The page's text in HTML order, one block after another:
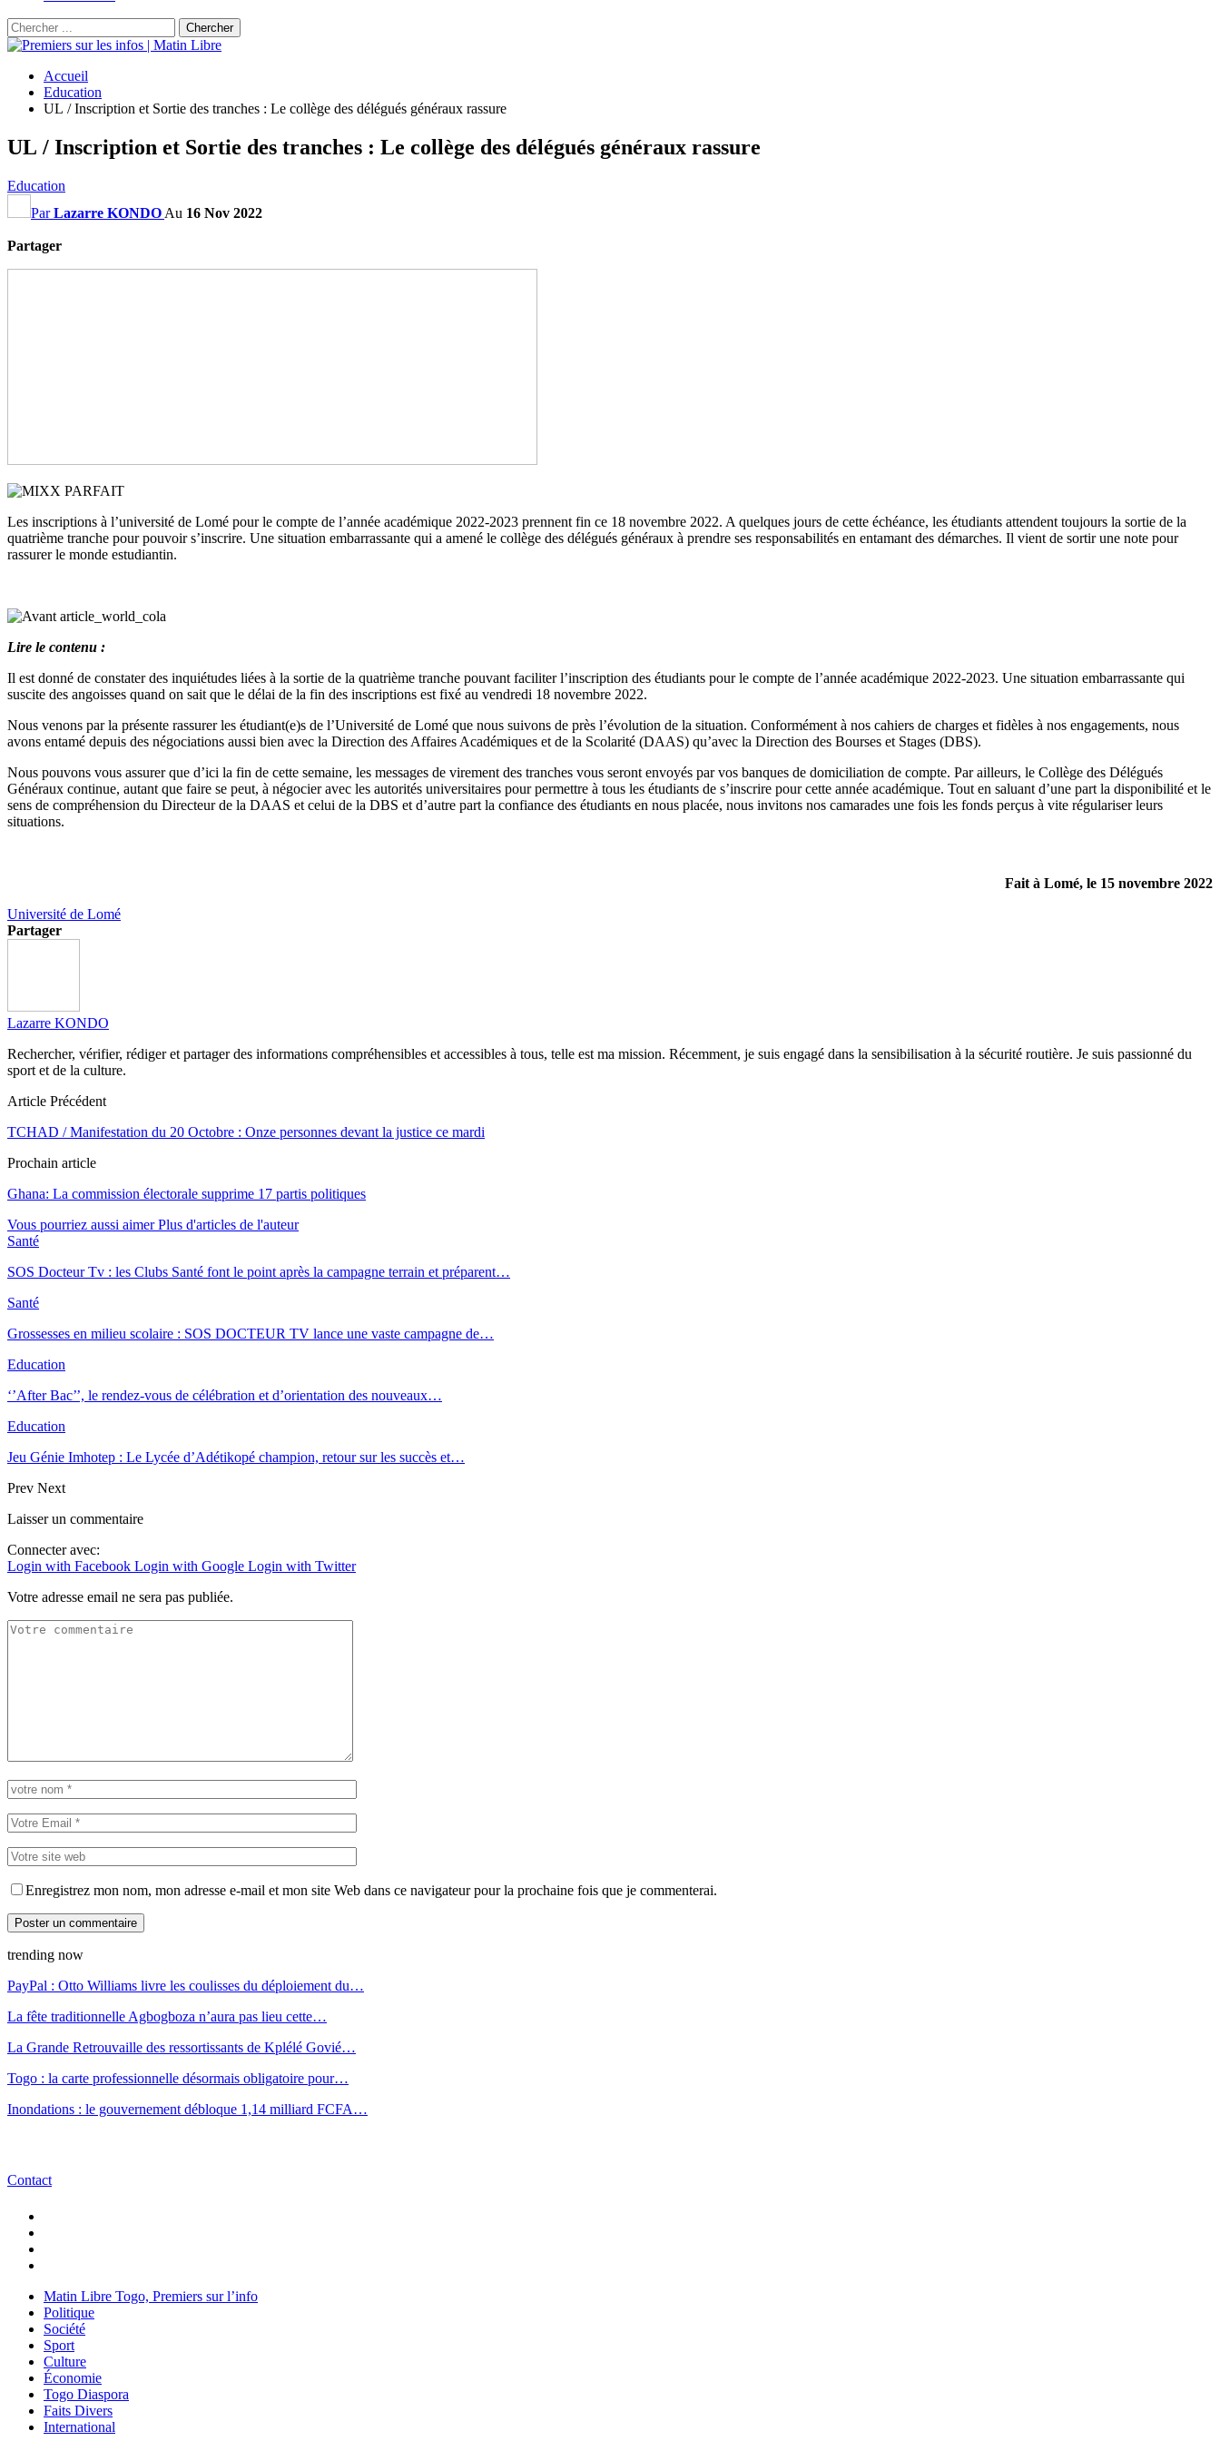
Accueil
Education
UL / Inscription et Sortie des tranches : Le collège des délégués généraux rassure
UL / Inscription et Sortie des tranches : Le collège des délégués généraux rassure
Education
ParLazarre KONDO Au 16 Nov 2022
Partager
Les inscriptions à l’université de Lomé pour le compte de l’année académique 2022-2023 prennent fin ce 18 novembre 2022. A quelques jours de cette échéance, les étudiants attendent toujours la sortie de la
quatrième tranche pour pouvoir s’inscrire. Une situation embarrassante qui a amené le collège des délégués généraux à prendre ses responsabilités en entamant des démarches. Il vient de sortir une note pour
rassurer le monde estudiantin.
Lire le contenu :
Il est donné de constater des inquiétudes liées à la sortie de la quatrième tranche pouvant faciliter l’inscription des étudiants pour le compte de l’année académique 2022-2023. Une situation embarrassante qui
suscite des angoisses quand on sait que le délai de la fin des inscriptions est fixé au vendredi 18 novembre 2022.
Nous venons par la présente rassurer les étudiant(e)s de l’Université de Lomé que nous suivons de près l’évolution de la situation. Conformément à nos cahiers de charges et fidèles à nos engagements, nous
avons entamé depuis des négociations aussi bien avec la Direction des Affaires Académiques et de la Scolarité (DAAS) qu’avec la Direction des Bourses et Stages (DBS).
Nous pouvons vous assurer que d’ici la fin de cette semaine, les messages de virement des tranches vous seront envoyés par vos banques de domiciliation de compte. Par ailleurs, le Collège des Délégués
Généraux continue, autant que faire se peut, à négocier avec les autorités universitaires pour permettre à tous les étudiants de s’inscrire pour cette année académique. Tout en saluant d’une part la disponibilité et le
sens de compréhension du Directeur de la DAAS et celui de la DBS et d’autre part la confiance des étudiants en nous placée, nous invitons nos camarades une fois les fonds perçus à vite régulariser leurs
situations.
Fait à Lomé, le 15 novembre 2022
Université de Lomé
Partager
Lazarre KONDO
Rechercher, vérifier, rédiger et partager des informations compréhensibles et accessibles à tous, telle est ma mission. Récemment, je suis engagé dans la sensibilisation à la sécurité routière. Je suis passionné du
sport et de la culture.
Article Précédent
TCHAD / Manifestation du 20 Octobre : Onze personnes devant la justice ce mardi
Prochain article
Ghana: La commission électorale supprime 17 partis politiques
Vous pourriez aussi aimer Plus d'articles de l'auteur
Santé
SOS Docteur Tv : les Clubs Santé font le point après la campagne terrain et préparent…
Santé
Grossesses en milieu scolaire : SOS DOCTEUR TV lance une vaste campagne de…
Education
‘’After Bac’’, le rendez-vous de célébration et d’orientation des nouveaux…
Education
Jeu Génie Imhotep : Le Lycée d’Adétikopé champion, retour sur les succès et…
Prev Next
Laisser un commentaire
Connecter avec:
Login with Facebook Login with Google Login with Twitter
Votre adresse email ne sera pas publiée.
Enregistrez mon nom, mon adresse e-mail et mon site Web dans ce navigateur pour la prochaine fois que je commenterai.
trending now
PayPal : Otto Williams livre les coulisses du déploiement du…
La fête traditionnelle Agbogboza n’aura pas lieu cette…
La Grande Retrouvaille des ressortissants de Kplélé Govié…
Togo : la carte professionnelle désormais obligatoire pour…
Inondations : le gouvernement débloque 1,14 milliard FCFA…
Contact
Matin Libre Togo, Premiers sur l’info
Politique
Société
Sport
Culture
Économie
Togo Diaspora
Faits Divers
International